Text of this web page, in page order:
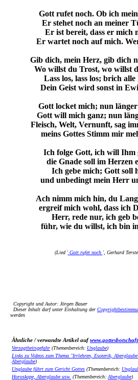
Gott rufet noch. Ob ich
Er stehet noch an meiner
Er ist bereit, dass er mich
Er wartet noch auf mich.
Gib dich, mein Herz, gib dich
Wo willst du Trost, wo willst
Lass los, lass los; brich
Dein Geist wird sonst in
Gott locket mich; nun
Gott will mich ganz; nun
Fleisch, Welt, Vernunft, sag
meins Gottes Stimm mir
Ich folge Gott, ich will Ihm
die Gnade soll im Herzen
Ich gebe mich; Gott soll
und unbedingt mein Herr
Ach nimm mich hin, du
ergreif mich wohl, dass ich
Herr, rede nur, ich geb
führ, wie du willst, ich bin
(Lied 'Gott rufet noch ', Gerhard
Copyright und Autor: Jörgen Bauer
Dieser Inhalt darf unter Einhaltung der
werden
Ähnliche / verwandte Artikel auf
Verzagtheitsgefahr (Themenbereich: Unglaube)
Links zu Videos zum Thema "Irrlehren, Esoterik,
Aberglaube)
Unglaube führt zum Gericht Gottes (Themenbereich:
Horoskope, Aberglaube usw. (Themenbereich: Aberglaube)